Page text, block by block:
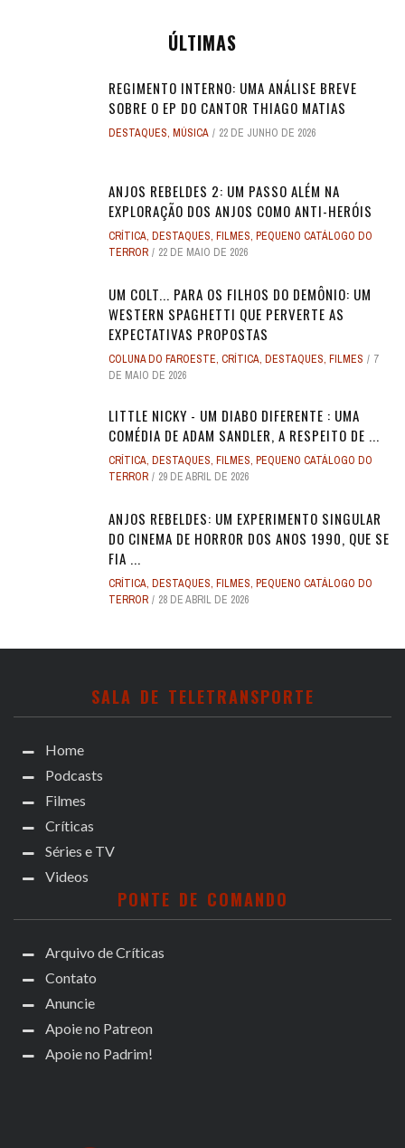
ÚLTIMAS
REGIMENTO INTERNO: UMA ANÁLISE BREVE
SOBRE O EP DO CANTOR THIAGO MATIAS
DESTAQUES, MÚSICA 22 DE JUNHO DE 2026
ANJOS REBELDES 2: UM PASSO ALÉM NA
EXPLORAÇÃO DOS ANJOS COMO ANTI-HERÓIS
CRÍTICA, DESTAQUES, FILMES, PEQUENO CATÁLOGO DO
TERROR
22 DE MAIO DE 2026
UM COLT... PARA OS FILHOS DO DEMÔNIO: UM
WESTERN SPAGHETTI QUE PERVERTE AS
EXPECTATIVAS PROPOSTAS
COLUNA DO FAROESTE, CRÍTICA, DESTAQUES, FILMES
7
DE MAIO DE 2026
LITTLE NICKY - UM DIABO DIFERENTE : UMA
COMÉDIA DE ADAM SANDLER, A RESPEITO DE ...
CRÍTICA, DESTAQUES, FILMES, PEQUENO CATÁLOGO DO
TERROR
29 DE ABRIL DE 2026
ANJOS REBELDES: UM EXPERIMENTO SINGULAR
DO CINEMA DE HORROR DOS ANOS 1990, QUE SE
FIA ...
CRÍTICA, DESTAQUES, FILMES, PEQUENO CATÁLOGO DO
TERROR
28 DE ABRIL DE 2026
SALA DE TELETRANSPORTE
Home
Podcasts
Filmes
Críticas
Séries e TV
Videos
PONTE DE COMANDO
Arquivo de Críticas
Contato
Anuncie
Apoie no Patreon
Apoie no Padrim!